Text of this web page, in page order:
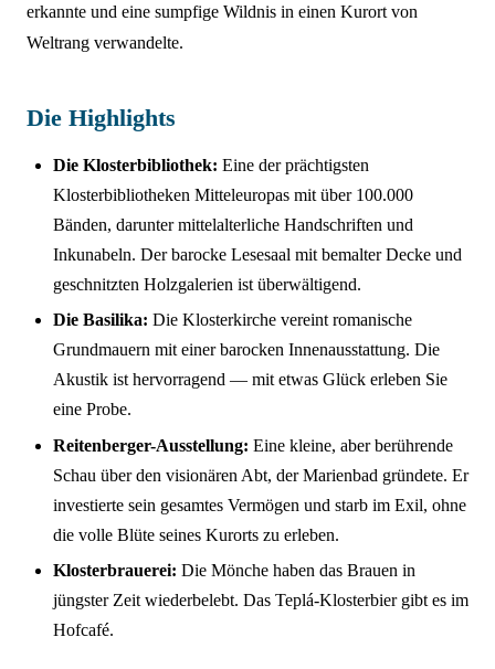
erkannte und eine sumpfige Wildnis in einen Kurort von
Weltrang verwandelte.
Die Highlights
Die Klosterbibliothek: Eine der prächtigsten
Klosterbibliotheken Mitteleuropas mit über 100.000
Bänden, darunter mittelalterliche Handschriften und
Inkunabeln. Der barocke Lesesaal mit bemalter Decke und
geschnitzten Holzgalerien ist überwältigend.
Die Basilika: Die Klosterkirche vereint romanische
Grundmauern mit einer barocken Innenausstattung. Die
Akustik ist hervorragend — mit etwas Glück erleben Sie
eine Probe.
Reitenberger-Ausstellung: Eine kleine, aber berührende
Schau über den visionären Abt, der Marienbad gründete. Er
investierte sein gesamtes Vermögen und starb im Exil, ohne
die volle Blüte seines Kurorts zu erleben.
Klosterbrauerei: Die Mönche haben das Brauen in
jüngster Zeit wiederbelebt. Das Teplá-Klosterbier gibt es im
Hofcafé.